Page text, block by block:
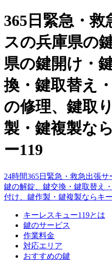
365日緊急・
スの兵庫県の
県の鍵開け・
換・鍵取替え
の修理、鍵取
製・鍵複製な
ー119
24時間365日緊急・救急出張
鍵の解錠、鍵交換・鍵取替え
付け、鍵作製・鍵複製ならキ
キーレスキュー119とは
鍵のサービス
作業料金
対応エリア
おすすめの鍵